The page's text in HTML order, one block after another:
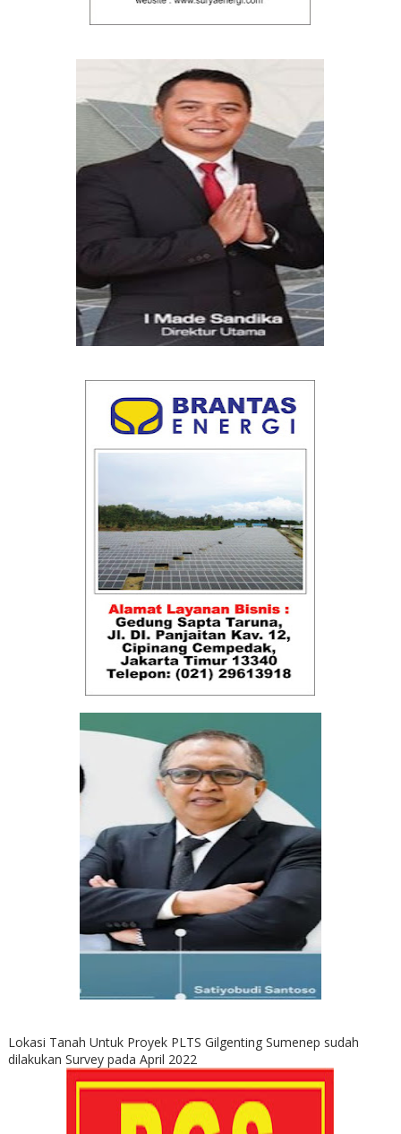
Lokasi Tanah Untuk Proyek PLTS Gilgenting Sumenep sudah
dilakukan Survey pada April 2022